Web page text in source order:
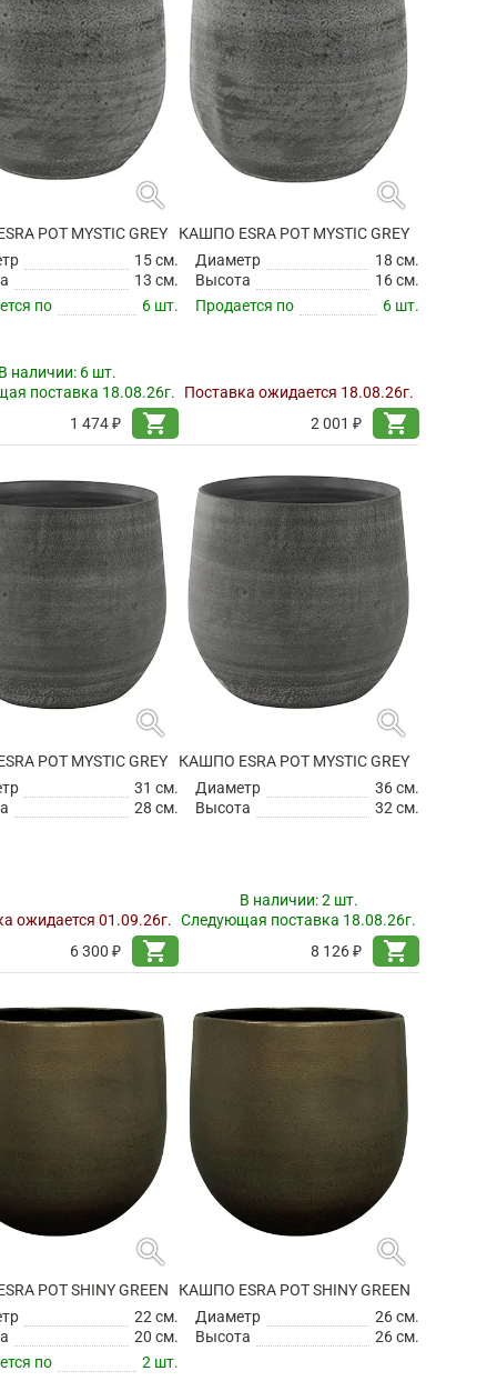
search
POT MYSTIC GREY
15 см.
13 см.
по
6 шт.
наличии: 6 шт.
поставка 18.08.26г.
1 474 ₽
shopping_cart
search
КАШПО ESRA POT MYSTIC GREY
Диаметр
18 см.
Высота
16 см.
Продается по
6 шт.
Поставка ожидается 18.08.26г.
2 001 ₽
shopping_cart
search
POT MYSTIC GREY
31 см.
28 см.
ожидается 01.09.26г.
6 300 ₽
shopping_cart
search
КАШПО ESRA POT MYSTIC GREY
Диаметр
36 см.
Высота
32 см.
В наличии:2 шт.
Следующая поставка 18.08.26г.
8 126 ₽
shopping_cart
search
POT SHINY GREEN
22 см.
20 см.
по
2 шт.
search
КАШПО ESRA POT SHINY GREEN
Диаметр
26 см.
Высота
26 см.